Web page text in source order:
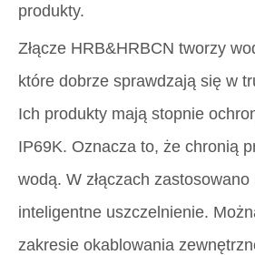
produkty.
Złącze HRB&HRBCN tworzy
które dobrze sprawdzają się w
Ich produkty mają stopnie
IP69K. Oznacza to, że chronią
wodą. W złączach zastosowano
inteligentne uszczelnienie.
zakresie okablowania